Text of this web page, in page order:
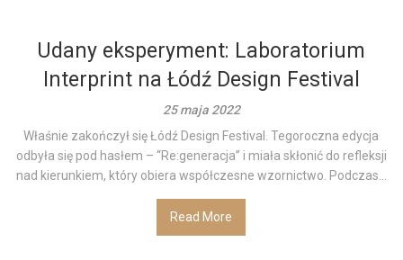
Udany eksperyment: Laboratorium
Interprint na Łódź Design Festival
25 maja 2022
Właśnie zakończył się Łódź Design Festival. Tegoroczna edycja
odbyła się pod hasłem – “Re:generacja” i miała skłonić do refleksji
nad kierunkiem, który obiera współczesne wzornictwo. Podczas...
Read More